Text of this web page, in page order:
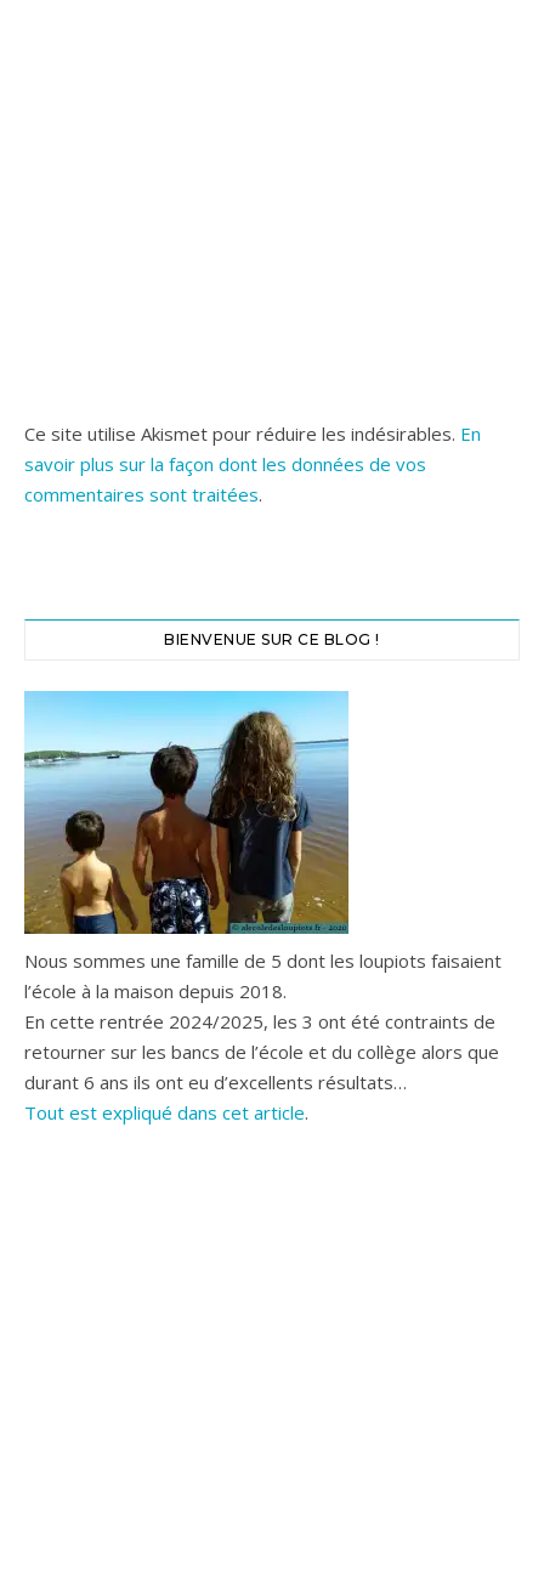
Ce site utilise Akismet pour réduire les indésirables. En
savoir plus sur la façon dont les données de vos
commentaires sont traitées.
BIENVENUE SUR CE BLOG !
Nous sommes une famille de 5 dont les loupiots faisaient
l’école à la maison depuis 2018.
En cette rentrée 2024/2025, les 3 ont été contraints de
retourner sur les bancs de l’école et du collège alors que
durant 6 ans ils ont eu d’excellents résultats…
Tout est expliqué dans cet article.